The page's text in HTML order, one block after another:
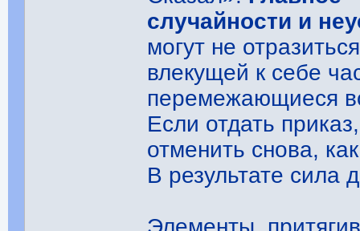
случайности и
могут не
влекущей к себе
перемежающиеся
Если отдать
отменить снова,
В результате сила